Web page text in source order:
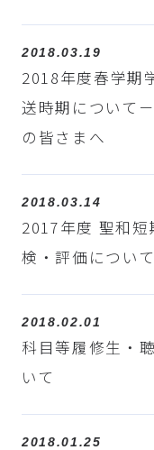
2018.03.19
2018年度春学期
送時期について
の皆さまへ
2018.03.14
2017年度 聖和短
検・評価について
2018.02.01
科目等履修生・
いて
2018.01.25